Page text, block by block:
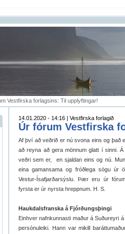
Vestfirska forlagsins: Til upplyftingar!
14.01.2020 - 14:16 | Vestfirska forlagið
Úr fórum Vestfirska
Af því að veðrið er nú svona eins og það
að reyna að gera mönnum glatt í sinni.
veðri sem er, en sjaldan eins og nú.
eina gamansama og fróðlega sögu úr
Vestur-Ísafjarðarsýslu. Þær eru úr
fyrsta er úr nyrsta hreppnum. H. S.
Haukdalsfranska á Fjórðungsþingi
Einhver nafnkunnasti maður á Suðureyri
persónuleiki. Hann var mikill